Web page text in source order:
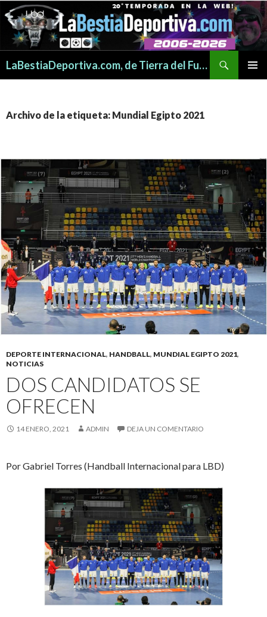
LaBestiaDeportiva.com, de Tierra del Fuego para todo el mundo
Archivo de la etiqueta: Mundial Egipto 2021
DEPORTE INTERNACIONAL, HANDBALL, MUNDIAL EGIPTO 2021,
NOTICIAS
DOS CANDIDATOS SE
OFRECEN
14 ENERO, 2021 ADMIN DEJA UN COMENTARIO
Por Gabriel Torres (Handball Internacional para LBD)